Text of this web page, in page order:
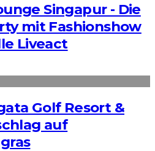
Singapur - Die
mit Fashionshow
Liveact
Golf Resort &
auf